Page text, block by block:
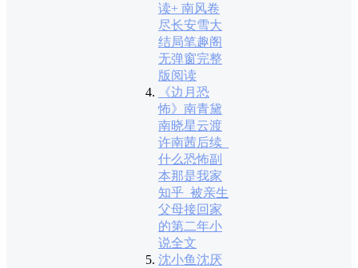
读+ 南风卷
尽长安雪大
结局笔趣阁
无弹窗完整
版阅读
《边月恐
怖》南青黛
南晓星云渡
许南茜后续_
什么恐怖副
本那是我家
知乎_被亲生
父母接回家
的第二年小
说全文
沈小鱼沈厌